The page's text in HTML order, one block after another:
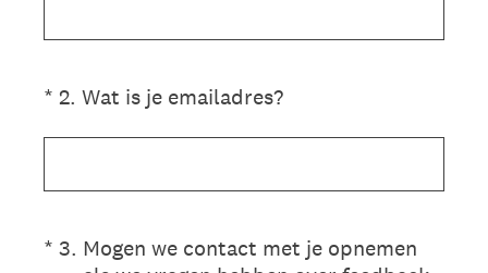
* 2. Wat is je emailadres?
(Vereist.)
* 3. Mogen we contact met je opnemen
(Vereist.)